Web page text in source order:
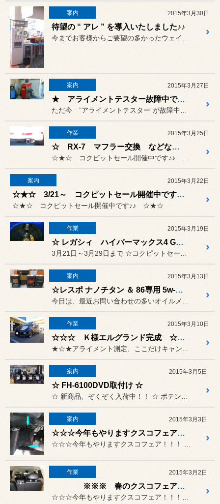
案内 2015年3月30日
待望の “ アレ ” を導入いたしました♪♪
案内 2015年3月27日
★ アライメントテスター故障中です。。。★
作業 2015年3月25日
☆ RX-7 マフラー交換 などなど☆ 20150325
案内 2015年3月22日
☆★☆ 3/21～ コクピットセール開催中です☆★☆
☆★☆ コクピットセール開催中です♪♪ ☆★☆
作業 2015年3月19日
☆ レガシィ ハイパーマックス4 GT などなどお取り付け ☆
案内 2015年3月13日
☆レスポ ナノチタン ＆ 86専用 5w-40 取り扱いございます☆
作業 2015年3月10日
☆☆☆ Ｋ様エルグランド完成 ☆☆☆
案内 2015年3月5日
☆ FH-6100DVD取付け ☆
案内 2015年3月3日
☆☆☆今年もやりますクスコフェア！！！ ４月４（土）、５日（日）
作業 2015年3月2日
※※※ 春のクスコフェアやります！！ ※※※